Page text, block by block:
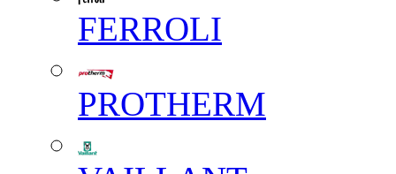
FERROLI
PROTHERM